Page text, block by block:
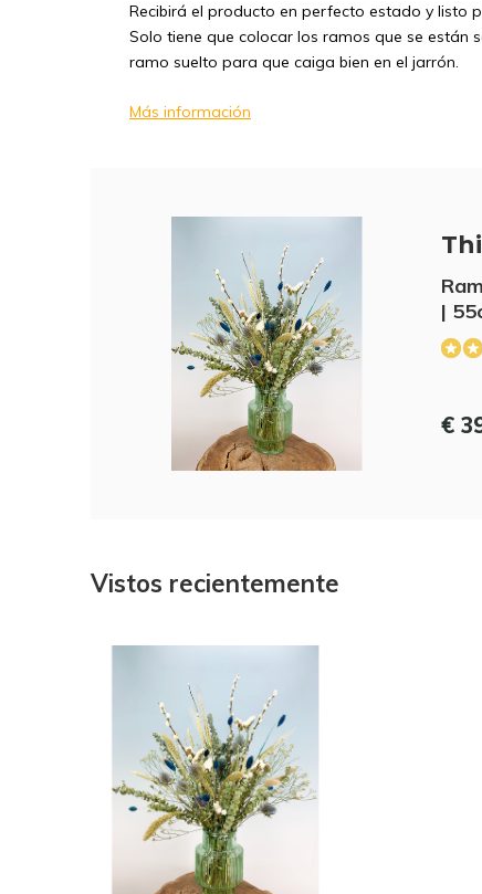
Recibirá el producto en perfecto estado y listo
Solo tiene que colocar los ramos que se están
ramo suelto para que caiga bien en el jarrón.
Más información
|
€
Vistos recientemente